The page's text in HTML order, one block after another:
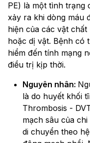
PE) là một tình trạng
xảy ra khi dòng máu
hiện của các vật
hoặc dị vật. Bệnh có
hiểm đến tính mạng
điều trị kịp thời.
Nguyên nhân:
là do huyết khối
Thrombosis -
mạch sâu của
di chuyển theo